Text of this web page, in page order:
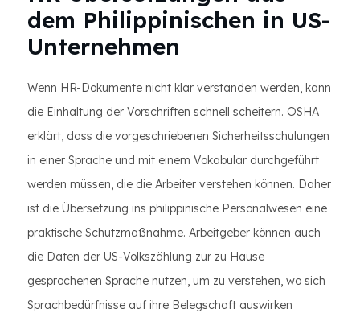
dem Philippinischen in US-
Unternehmen
Wenn HR-Dokumente nicht klar verstanden werden, kann
die Einhaltung der Vorschriften schnell scheitern. OSHA
erklärt, dass die vorgeschriebenen Sicherheitsschulungen
in einer Sprache und mit einem Vokabular durchgeführt
werden müssen, die die Arbeiter verstehen können. Daher
ist die Übersetzung ins philippinische Personalwesen eine
praktische Schutzmaßnahme. Arbeitgeber können auch
die Daten der US-Volkszählung zur zu Hause
gesprochenen Sprache nutzen, um zu verstehen, wo sich
Sprachbedürfnisse auf ihre Belegschaft auswirken